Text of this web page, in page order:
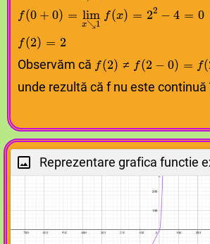
f⁡(0 +0)= lim x↘1 f⁡(x) =2 2− 4= 0
f⁡(0 +0)= lim x↘1 f⁡(x) =2 2− 4= 0
f(0+ 0) =
x↘1
lim f(x) = 22 − 4 = 0
f⁡(2) =2
f⁡(2) =2
f(2) = 2
Observăm că f⁡(2) ≠f ⁡(2− 0) =f⁡ (2 +0
f⁡(2) ≠f ⁡(2− 0) =f⁡ (2 +0
f(2) ≠f(2 − 0) = f(
unde rezultă că f nu este continuă
Reprezentare grafica functie